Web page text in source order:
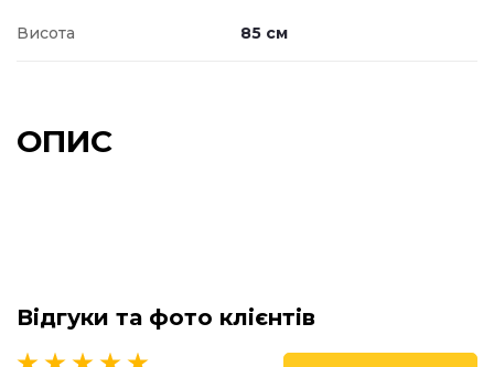
Висота 85 см
ОПИС
Відгуки та фото клієнтів